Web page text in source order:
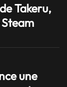
Takeru,
une